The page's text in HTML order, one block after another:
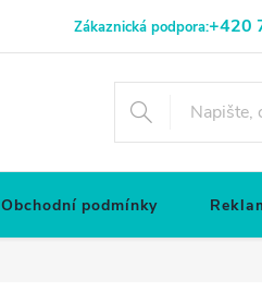
Zákaznická podpora:+420
Obchodní podmínky